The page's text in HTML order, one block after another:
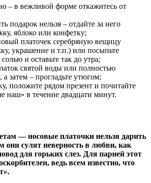
– в вежливой форме откажитесь от
подарок нельзя – отдайте за него
яблоко или конфетку;
платочек серебряную вещицу
украшение и т.п.) или посыпьте
и оставьте так до утра;
святой воды или полностью
затем – прогладьте утюгом;
положите рядом презент и почитайте
наш» в течение двадцати минут.
— носовые платочки нельзя дарить
сулят неверность в любви, как
для горьких слез. Для парней этот
ведь всем известно, что